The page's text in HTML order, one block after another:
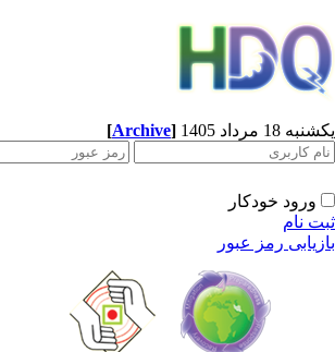
یکشنبه 18 مرداد 1405 [Archive]
ورود خودکار
ثبت نام
بازیابی رمز عبور